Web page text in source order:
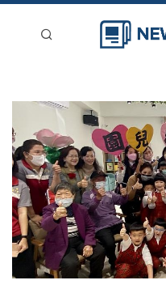
新聞稿分類
登入
刊登